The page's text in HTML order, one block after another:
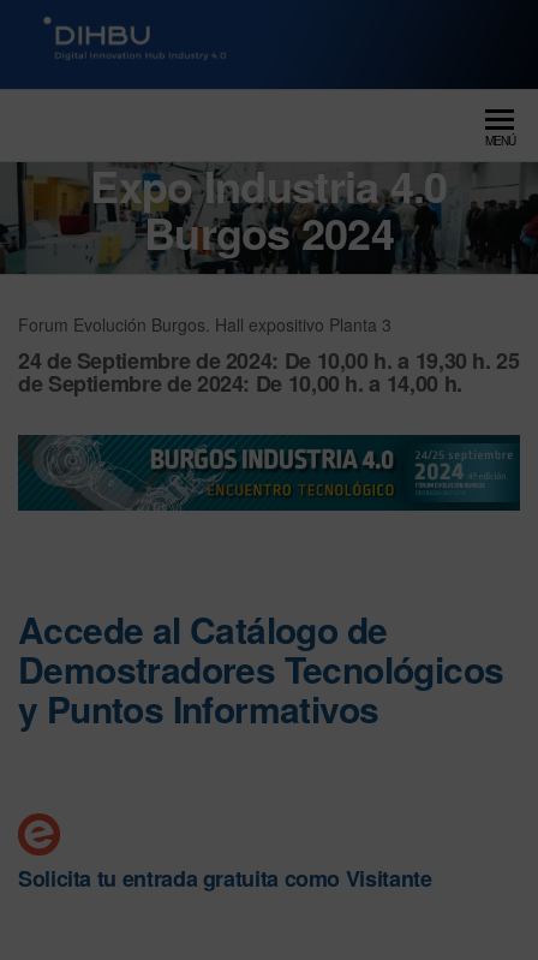
DIGITAL INNOVATION HUB
MENÚ
Expo Industria 4.0
Burgos 2024
Forum Evolución Burgos. Hall expositivo Planta 3
24 de Septiembre de 2024: De 10,00 h. a 19,30 h. 25
de Septiembre de 2024: De 10,00 h. a 14,00 h.
Accede al Catálogo de
Demostradores Tecnológicos
y Puntos Informativos
Solicita tu entrada gratuita como Visitante